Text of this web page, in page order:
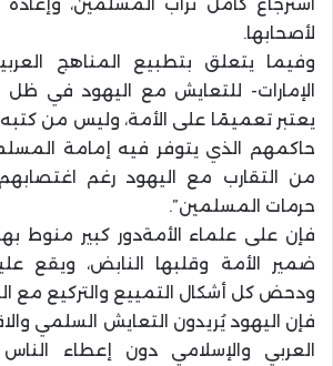
لأصحابها.
وفيما يتعلق بتطبيع المناهج
الإمارات- للتعايش مع اليهود في ظل
يعتبر تعميمًا على الأمة، وليس من
حاكمهم الذي يتوفر فيه إمامة
من التقارب مع اليهود رغم اغتصابهم
حرمات المسلمين”.
فإن على علماء الأمةدور كبير منوط
ضمير الأمة وقلبها النابض، ويقع
ودحض كل أشكال التمييع والتركيع مع
فإن اليهود يُريدون التعايش السلمي
العربي والإسلامي دون إعطاء